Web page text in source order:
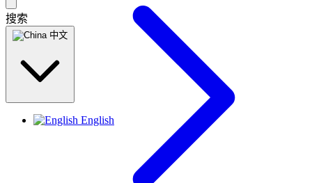
搜索
中文
English